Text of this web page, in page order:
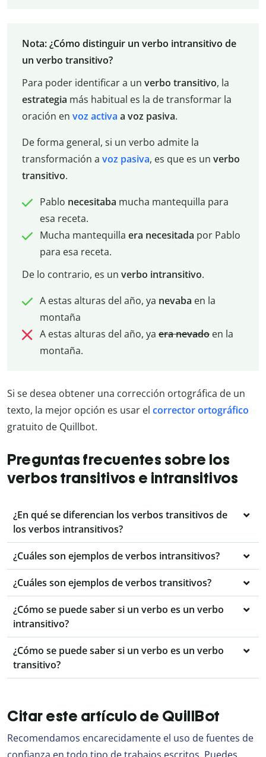
Nota: ¿Cómo distinguir un verbo intransitivo de
un verbo transitivo?
Para poder identificar a un verbo transitivo, la
estrategia más habitual es la de transformar la
oración en voz activa a voz pasiva.
De forma general, si un verbo admite la
transformación a voz pasiva, es que es un verbo
transitivo.
Pablo necesitaba mucha mantequilla para
esa receta.
Mucha mantequilla era necesitada por Pablo
para esa receta.
De lo contrario, es un verbo intransitivo.
A estas alturas del año, ya nevaba en la
montaña
A estas alturas del año, ya era nevadoen la
montaña.
Si se desea obtener una corrección ortográfica de un
texto, la mejor opción es usar el corrector ortográfico
gratuito de Quillbot.
Preguntas frecuentes sobre los
verbos transitivos e intransitivos
¿En qué se diferencian los verbos transitivos de
los verbos intransitivos?
¿Cuáles son ejemplos de verbos intransitivos?
¿Cuáles son ejemplos de verbos transitivos?
¿Cómo se puede saber si un verbo es un verbo
intransitivo?
¿Cómo se puede saber si un verbo es un verbo
transitivo?
Citar este artículo de QuillBot
Recomendamos encarecidamente el uso de fuentes de